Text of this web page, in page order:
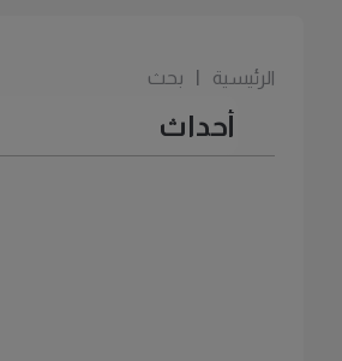
الرئيسية | بحث